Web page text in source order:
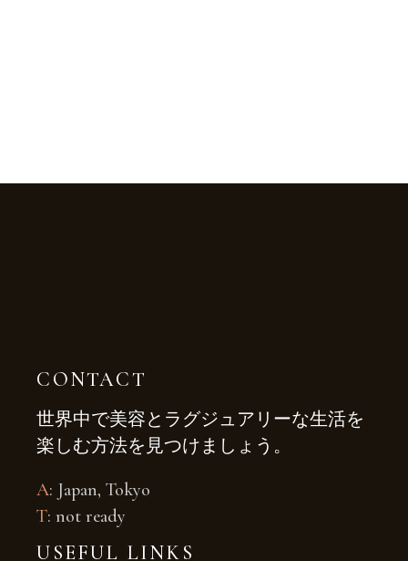
CONTACT
世界中で美容とラグジュアリーな生活を
楽しむ方法を見つけましょう。
A: Japan, Tokyo
T: not ready
USEFUL LINKS